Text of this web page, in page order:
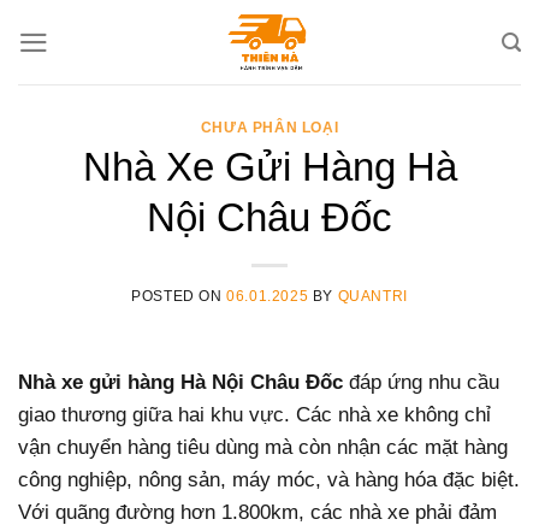
CHƯA PHÂN LOẠI
Nhà Xe Gửi Hàng Hà
Nội Châu Đốc
POSTED ON06.01.2025 BY QUANTRI
Nhà xe gửi hàng Hà Nội Châu Đốc đáp ứng nhu cầu
giao thương giữa hai khu vực. Các nhà xe không chỉ
vận chuyển hàng tiêu dùng mà còn nhận các mặt hàng
công nghiệp, nông sản, máy móc, và hàng hóa đặc biệt.
Với quãng đường hơn 1.800km, các nhà xe phải đảm